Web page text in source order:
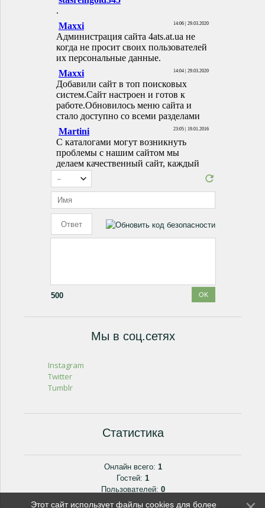
500
Мы в соц.сетях
Instagram
Twitter
Tumblr
Статистика
Онлайн всего: 1
Гостей: 1
Пользователей: 0
Этот сайт использует файлы cookies для более